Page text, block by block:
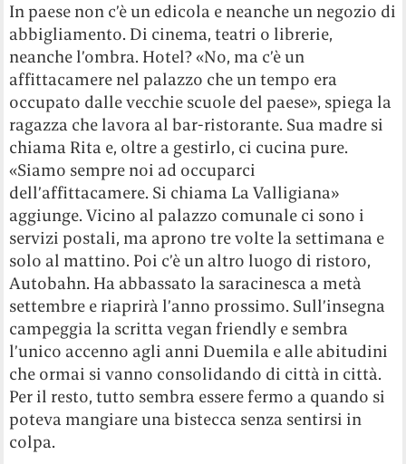
In paese non c’è un edicola e neanche un negozio di
abbigliamento. Di cinema, teatri o librerie,
neanche l’ombra. Hotel? «No, ma c’è un
affittacamere nel palazzo che un tempo era
occupato dalle vecchie scuole del paese», spiega la
ragazza che lavora al bar-ristorante. Sua madre si
chiama Rita e, oltre a gestirlo, ci cucina pure.
«Siamo sempre noi ad occuparci
dell’affittacamere. Si chiama La Valligiana»
aggiunge. Vicino al palazzo comunale ci sono i
servizi postali, ma aprono tre volte la settimana e
solo al mattino. Poi c’è un altro luogo di ristoro,
Autobahn. Ha abbassato la saracinesca a metà
settembre e riaprirà l’anno prossimo. Sull’insegna
campeggia la scritta vegan friendly e sembra
l’unico accenno agli anni Duemila e alle abitudini
che ormai si vanno consolidando di città in città.
Per il resto, tutto sembra essere fermo a quando si
poteva mangiare una bistecca senza sentirsi in
colpa.